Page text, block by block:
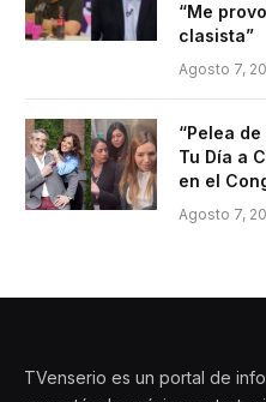
“Me
clasista”
Agosto 7,
“Pelea
Tu Día a
en el
Agosto 7,
TVenserio es un portal de